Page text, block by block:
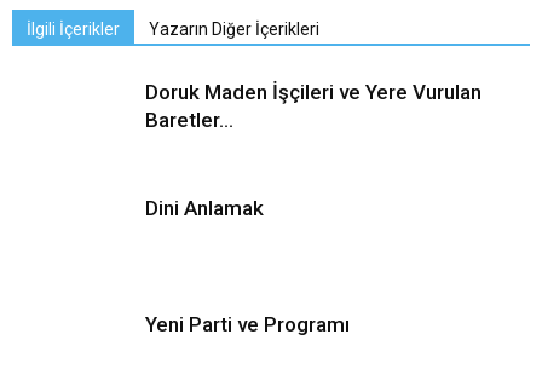
İlgili İçerikler Yazarın Diğer İçerikleri
Doruk Maden İşçileri ve Yere Vurulan
Baretler…
Dini Anlamak
Yeni Parti ve Programı